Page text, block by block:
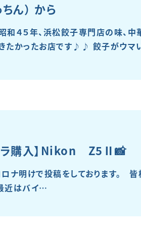
ん） から
４５年、浜松餃子専門店の味、
きたかったお店です♪♪ 餃子がウ
ラ購入】Nikon Z5Ⅱ📸
ナ明けで投稿をしております。 皆
近はバイ…